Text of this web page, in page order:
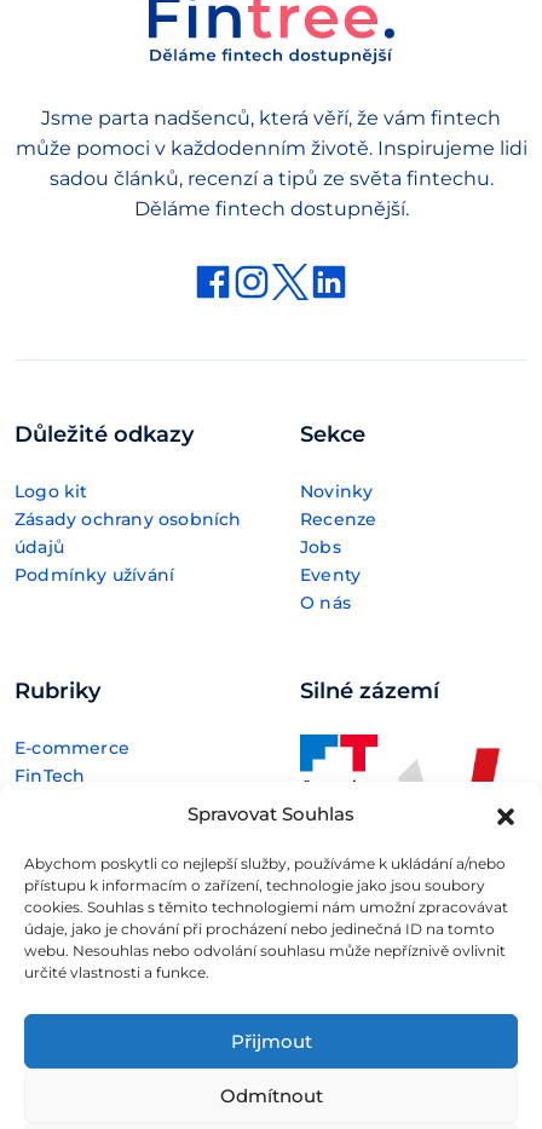
Spravovat Souhlas
Abychom poskytli co nejlepší služby, používáme k ukládání a/nebo
přístupu k informacím o zařízení, technologie jako jsou soubory
cookies. Souhlas s těmito technologiemi nám umožní zpracovávat
údaje, jako je chování při procházení nebo jedinečná ID na tomto
webu. Nesouhlas nebo odvolání souhlasu může nepříznivě ovlivnit
určité vlastnosti a funkce.
Přijmout
Odmítnout
Jsme parta nadšenců, která věří, že vám fintech
může pomoci v každodenním životě. Inspirujeme lidi
sadou článků, recenzí a tipů ze světa fintechu.
Děláme fintech dostupnější.
Důležité odkazy
Logo kit
Zásady ochrany osobních
údajů
Podmínky užívání
Sekce
Novinky
Recenze
Jobs
Eventy
O nás
Rubriky
E-commerce
FinTech
Technologie
Silné zázemí
602 00 Brno
jsou určeny výhradně ke studijním